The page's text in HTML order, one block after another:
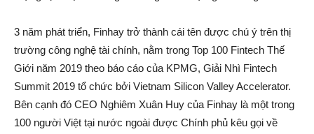
3 năm phát triển, Finhay trở thành cái tên được chú ý trên thị
trường công nghệ tài chính, nằm trong Top 100 Fintech Thế
Giới năm 2019 theo báo cáo của KPMG, Giải Nhì Fintech
Summit 2019 tổ chức bởi Vietnam Silicon Valley Accelerator.
Bên cạnh đó CEO Nghiêm Xuân Huy của Finhay là một trong
100 người Việt tại nước ngoài được Chính phủ kêu gọi về